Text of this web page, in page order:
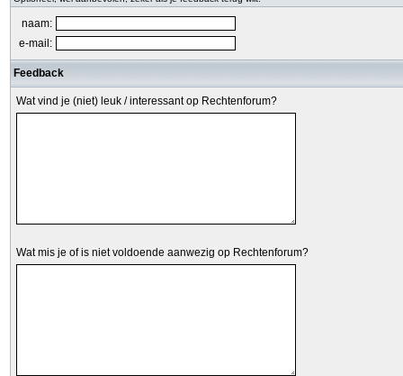
naam:
e-mail:
Feedback
Wat vind je (niet) leuk / interessant op Rechtenforum?
Wat mis je of is niet voldoende aanwezig op Rechtenforum?